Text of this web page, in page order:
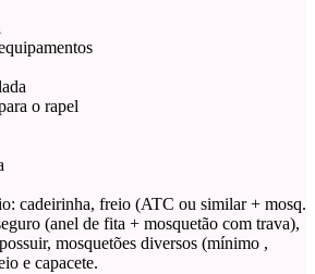
o rapel
cadeirinha, freio (ATC ou similar + mosq.
(anel de fita + mosquetão com trava),
mosquetões diversos (mínimo ,
e capacete.